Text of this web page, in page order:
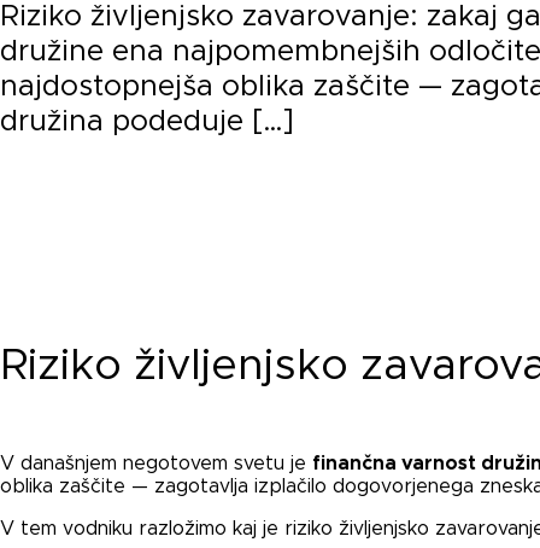
Riziko življenjsko zavarovanje: zakaj
družine ena najpomembnejših
najdostopnejša oblika zaščite —
družina podeduje […]
Riziko življenjsko
V današnjem negotovem svetu je finančna varnost
oblika zaščite — zagotavlja izplačilo dogovorjenega
V tem vodniku razložimo kaj je riziko življenjsko